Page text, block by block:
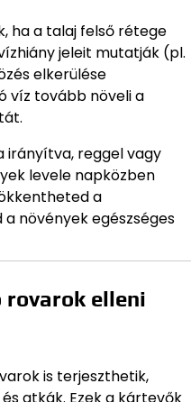
ha a talaj felső rétege
jeleit mutatják (pl.
elkerülése
víz tovább növeli a
irányítva, reggel vagy
levele napközben
a
növények egészséges
elleni
is terjeszthetik,